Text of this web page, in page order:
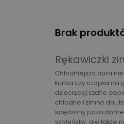
Brak
Rękawiczki
Chłodniejsza aura
kurtka czy czapka na
dziecięcej szafie
chłodne i zimne dni,
spędzony poza
szaleństw, ale także